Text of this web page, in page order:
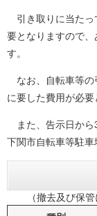
引き取りに当たっ
要となりますので
す。
なお、自転車等の
に要した費用が必要
また、告示日から
下関市自転車等駐車
（撤去及び保